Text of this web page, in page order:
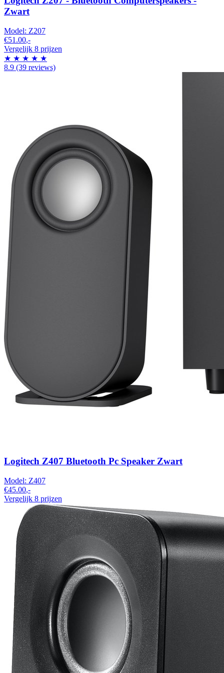
Zwart
Model: Z207
€51.00,-
Vergelijk 8 prijzen
★ ★ ★ ★ ★
8.9 (39 reviews)
Logitech Z407 Bluetooth Pc Speaker Zwart
Model: Z407
€45.00,-
Vergelijk 8 prijzen